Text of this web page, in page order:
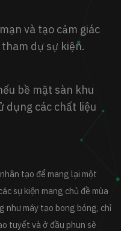
và tạo cảm giác
dự sự kiện.
bề mặt sàn khu
dụng các chất liệu
tạo để mang lại một
sự kiện mang chủ đề mùa
như máy tạo bong bóng, chỉ
tuyết và ở đầu phun sẽ